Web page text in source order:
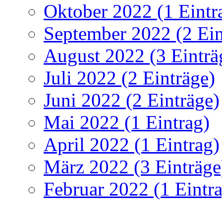
Oktober 2022 (1
September 2022 (2
August 2022 (3
Juli 2022 (2 Einträge)
Juni 2022 (2 Einträge)
Mai 2022 (1 Eintrag)
April 2022 (1 Eintrag)
März 2022 (3
Februar 2022 (1